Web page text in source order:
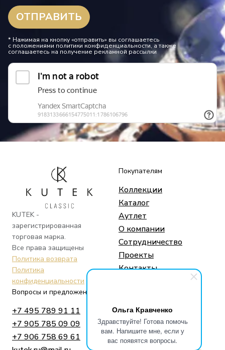
Ольга Кравченко
Здравствуйте! Готова помочь
вам. Напишите мне, если у
вас появятся вопросы.
* Нажимая на кнопку «отправить» вы соглашаетесь
с положениями политики конфиденциальности, а также
соглашаетесь на получение рекламной рассылки
KUTEK -
зарегистрированная
торговая марка.
Все права защищены
Политика возврата
Политика
конфиденциальности
Покупателям
Коллекции
Каталог
Аутлет
О компании
Сотрудничество
Проекты
Контакты
Вопросы и предложения
+7 495 789 91 11
+7 905 785 09 09
+7 906 758 69 61
Telegram
Whatsapp
Instagram